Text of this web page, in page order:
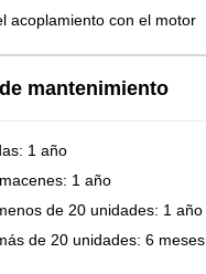
acoplamiento con el motor
mantenimiento
1 año
1 año
de 20 unidades: 1 año
de 20 unidades: 6 meses